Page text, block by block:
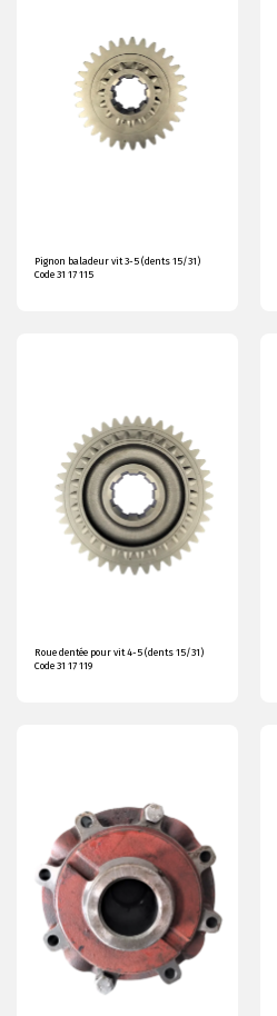
Pignon baladeur vit 3-5 (dents 15/31)
Code 31 17 115
Roue dentée pour vit 4-5 (dents 15/31)
Code 31 17 119